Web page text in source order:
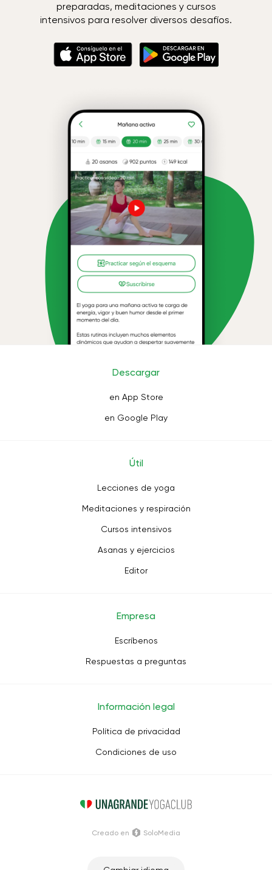
preparadas, meditaciones y cursos
intensivos para resolver diversos desafíos.
Descargar
en App Store
en Google Play
Útil
Lecciones de yoga
Meditaciones y respiración
Cursos intensivos
Asanas y ejercicios
Editor
Empresa
Escríbenos
Respuestas a preguntas
Información legal
Política de privacidad
Condiciones de uso
Creado en SoloMedia